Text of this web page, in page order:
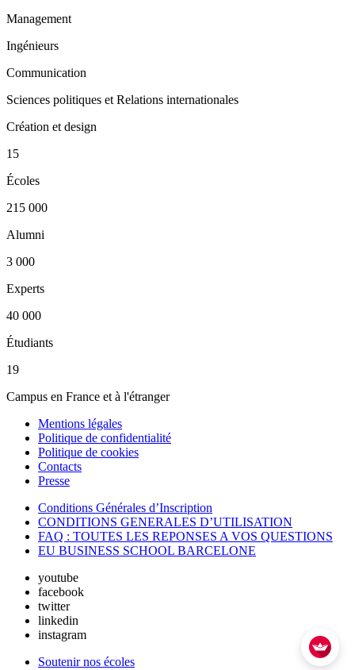
Management
Ingénieurs
Communication
Sciences politiques et Relations internationales
Création et design
15
Écoles
215 000
Alumni
3 000
Experts
40 000
Étudiants
19
Campus en France et à l'étranger
Mentions légales
Politique de confidentialité
Politique de cookies
Contacts
Presse
Conditions Générales d’Inscription
CONDITIONS GENERALES D’UTILISATION
FAQ : TOUTES LES REPONSES A VOS QUESTIONS
EU BUSINESS SCHOOL BARCELONE
youtube
facebook
twitter
linkedin
instagram
Soutenir nos écoles